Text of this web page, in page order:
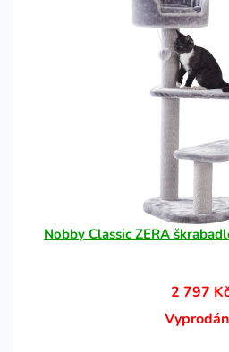
Nobby Classic ZERA
2 797